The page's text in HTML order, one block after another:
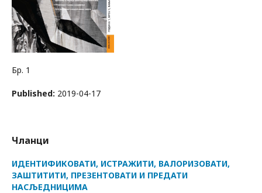
Бр. 1
Published: 2019-04-17
Чланци
ИДЕНТИФИКОВАТИ, ИСТРАЖИТИ, ВАЛОРИЗОВАТИ,
ЗАШТИТИТИ, ПРЕЗЕНТОВАТИ И ПРЕДАТИ
НАСЉЕДНИЦИМА